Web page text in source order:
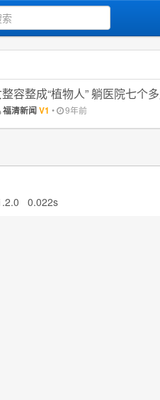
容整成“植物人” 躺医院七个
福清新闻V1 • 9年前
0.022s